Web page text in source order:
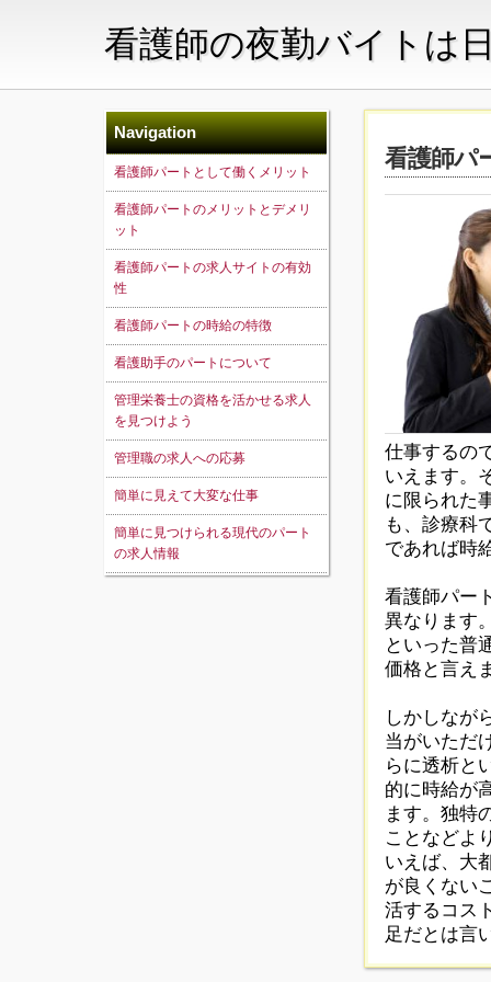
看護師の夜勤バイトは
Navigation
看護師パートとして働くメリット
看護師パートのメリットとデメリ
ット
看護師パートの求人サイトの有効
性
看護師パートの時給の特徴
看護助手のパートについて
管理栄養士の資格を活かせる求人
を見つけよう
管理職の求人への応募
簡単に見えて大変な仕事
簡単に見つけられる現代のパート
の求人情報
看護師パ
仕事するの
いえます。
に限られた
も、診療科
であれば時
看護師パー
異なります
といった普
価格と言え
しかしなが
当がいただ
らに透析と
的に時給が
ます。独特
ことなどよ
いえば、大
が良くない
活するコス
足だとは言